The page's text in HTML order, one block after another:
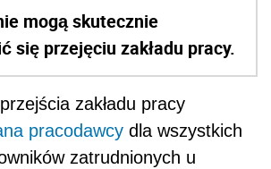
mogą skutecznie
się przejęciu zakładu pracy.
zakładu pracy
pracodawcy dla wszystkich
zatrudnionych u